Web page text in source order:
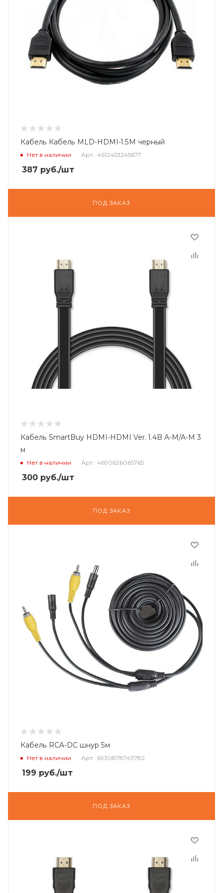
Кабель Кабель MLD-HDMI-1.5M черный
Нет в наличии Арт.: 4612453245677
387 руб./шт
ПОД ЗАКАЗ
Кабель SmartBuy HDMI-HDMI Ver. 1.4B A-M/A-M 3
м
Нет в наличии Арт.: 4690626065765
300 руб./шт
ПОД ЗАКАЗ
Кабель RCA-DC шнур 5м
Нет в наличии Арт.: 6930878743782
199 руб./шт
ПОД ЗАКАЗ